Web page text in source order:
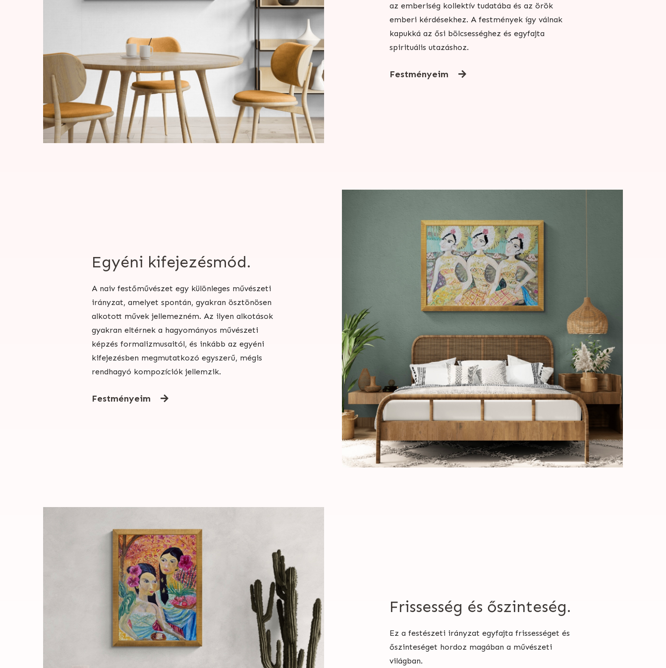
az emberiség kollektív tudatába és az örök
emberi kérdésekhez. A festmények így válnak
kapukká az ősi bölcsességhez és egyfajta
spirituális utazáshoz.
Festményeim
Egyéni kifejezésmód.
A naiv festőművészet egy különleges művészeti
irányzat, amelyet spontán, gyakran ösztönösen
alkotott művek jellemezném. Az ilyen alkotások
gyakran eltérnek a hagyományos művészeti
képzés formalizmusaitól, és inkább az egyéni
kifejezésben megmutatkozó egyszerű, mégis
rendhagyó kompozíciók jellemzik.
Festményeim
Frissesség és őszinteség.
Ez a festészeti irányzat egyfajta frissességet és
őszinteséget hordoz magában a művészeti
világban.